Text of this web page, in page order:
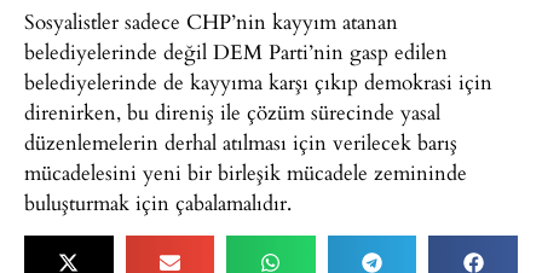
Sosyalistler sadece CHP’nin kayyım atanan
belediyelerinde değil DEM Parti’nin gasp edilen
belediyelerinde de kayyıma karşı çıkıp demokrasi için
direnirken, bu direniş ile çözüm sürecinde yasal
düzenlemelerin derhal atılması için verilecek barış
mücadelesini yeni bir birleşik mücadele zemininde
buluşturmak için çabalamalıdır.